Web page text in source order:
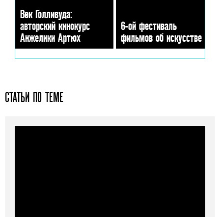
Век Голливуда:
авторский кинокурс
Анжелики Артюх
6-ой фестиваль
фильмов об искусстве
СТАТЬИ ПО ТЕМЕ